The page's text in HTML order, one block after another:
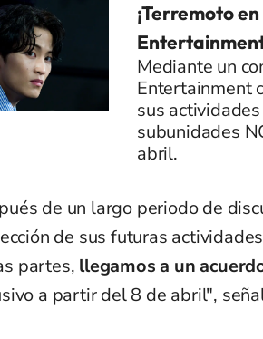
¡Terremoto
Mediante un
Entertainment
sus
subunidades
abril.
de un largo periodo de
de sus futuras
partes, llegamos a un
a partir del 8 de abril",